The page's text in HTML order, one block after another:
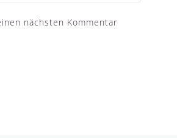
nächsten Kommentar